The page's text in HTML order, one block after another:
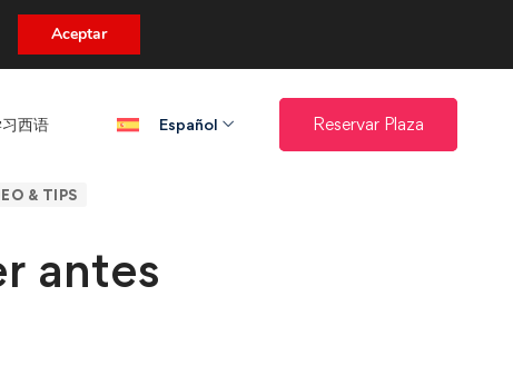
西语​ Español Reservar Plaza
& TIPS
antes
Aceptar